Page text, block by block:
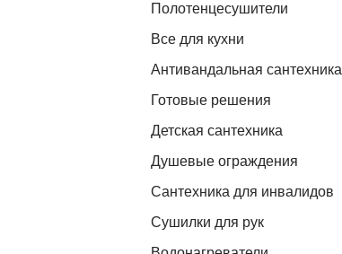
Полотенцесушители
Все для кухни
Антивандальная сантехника
Готовые решения
Детская сантехника
Душевые ограждения
Сантехника для инвалидов
Сушилки для рук